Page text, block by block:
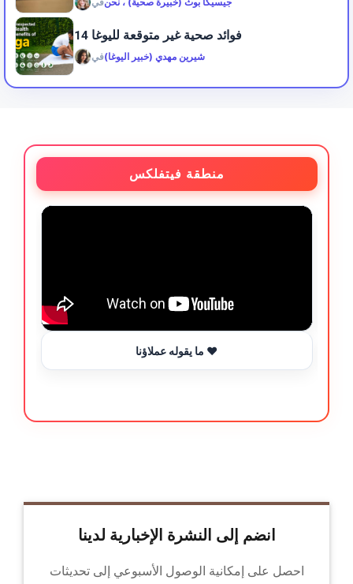
14 فوائد صحية غير متوقعة لليوغا
فيشيرين مهدي (خبير اليوغا)
منطقة فيتفلكس
ما يقوله عملاؤنا ❤️
انضم إلى النشرة الإخبارية لدينا
احصل على إمكانية الوصول الأسبوعي إلى تحديثات